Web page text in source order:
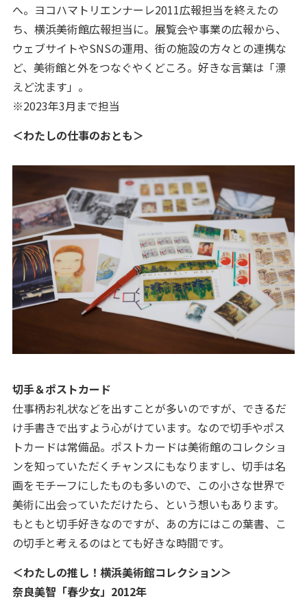
へ。ヨコハマトリエンナーレ2011広報担当を終えたの
ち、横浜美術館広報担当に。展覧会や事業の広報から、
ウェブサイトやSNSの運用、街の施設の方々との連携な
ど、美術館と外をつなぐやくどころ。好きな言葉は「漂
えど沈ます」。
※2023年3月まで担当
＜わたしの仕事のおとも＞
切手＆ポストカード
仕事柄お礼状などを出すことが多いのですが、できるだ
け手書きで出すよう心がけています。なので切手やポス
トカードは常備品。ポストカードは美術館のコレクショ
ンを知っていただくチャンスにもなりますし、切手は名
画をモチーフにしたものも多いので、この小さな世界で
美術に出会っていただけたら、という想いもあります。
もともと切手好きなのですが、あの方にはこの葉書、こ
の切手と考えるのはとても好きな時間です。
＜わたしの推し！横浜美術館コレクション＞
奈良美智「春少女」2012年